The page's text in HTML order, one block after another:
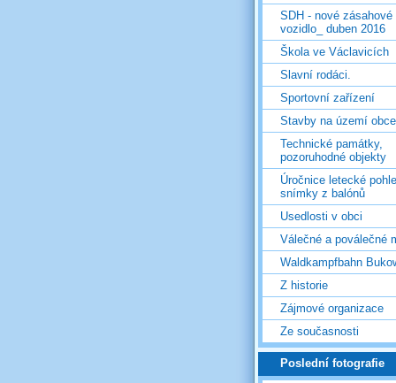
SDH - nové zásahové
vozidlo_ duben 2016
Škola ve Václavicích
Slavní rodáci.
Sportovní zařízení
Stavby na území obce
Technické památky,
pozoruhodné objekty
Úročnice letecké
snímky z balónů
Usedlosti v obci
Válečné a poválečné
Waldkampfbahn
Z historie
Zájmové organizace
Ze současnosti
Poslední fotografie